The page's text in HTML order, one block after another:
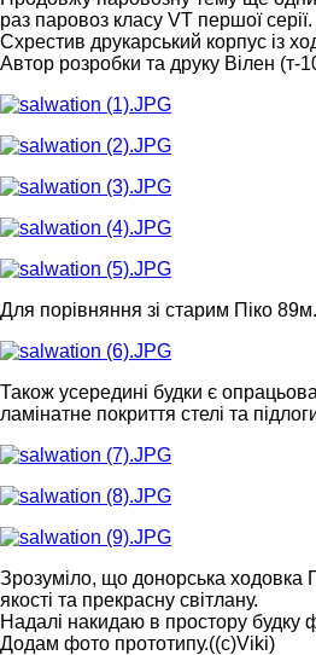
раз паровоз класу VT першої серії.
Схрестив друкарський корпус із
Автор розробки та друку Вілен (т-
Для порівняння зі старим Піко 89м.
Також усередині будки є
ламінатне покриття стелі та
Зрозуміло, що донорська ходовка
якості та прекрасну світлану.
Надалі накидаю в простору будку
Додам фото прототипу.((c)Viki)